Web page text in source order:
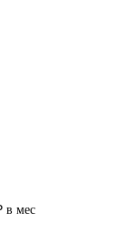
в мес